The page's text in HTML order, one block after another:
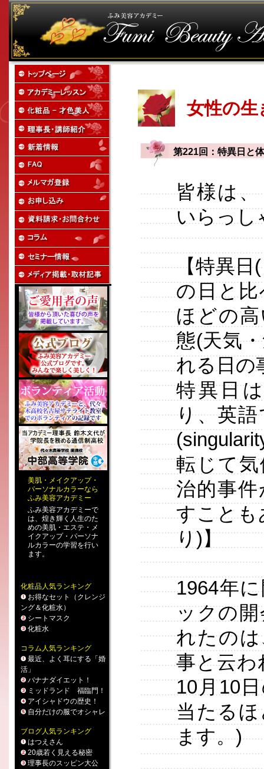
美肌 ・ メイクアップ・
パーソナルカラーなら
ふみ美容アカデミー
ふみ美容アカデミーで
は、煌き輝く人生のた
めの美肌・エステ ・ メ
イクアップ・ パーソナ
ルカラーの学習を行い
ます。
化粧品人気ランキング
お得なセット（クレンジ
ング＆化粧水）
シートマスク
化粧水
コラム人気ランキング
最近、よく耳にする「婚
活」
バナナダイエット！
ミッドランド 福臨門！
アイシャドウの歴史！
自分だけの服でオシャレ
ブログ人気ランキング
はつえさん
20歳若く見える秘密
理事長のスッピン大公
女性の
第221回：特異日と
皆様は
いらっし
【特異日
の日と
ほどの
態(天気
れる日の
特異日
り、英
転じて
治的事
すことも
り)】
1964年
ックの
れたの
事と云わ
10月10
当たる
ます。)